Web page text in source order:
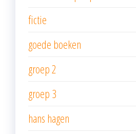
fictie
goede boeken
groep 2
groep 3
hans hagen